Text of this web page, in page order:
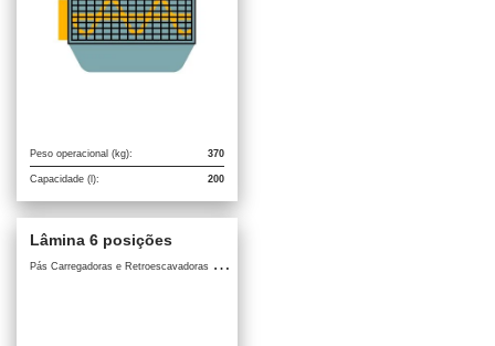
Peso operacional (kg): 370
Capacidade (l): 200
Lâmina 6 posições
P
ás Carregadoras e Retroescavadoras / Acessórios para Pás Carregadoras e Retroescavadoras